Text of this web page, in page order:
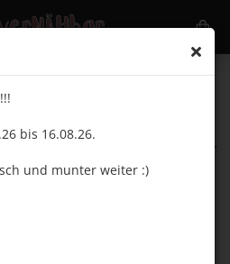
bis 16.08.26.
und munter weiter :)
vernähbar